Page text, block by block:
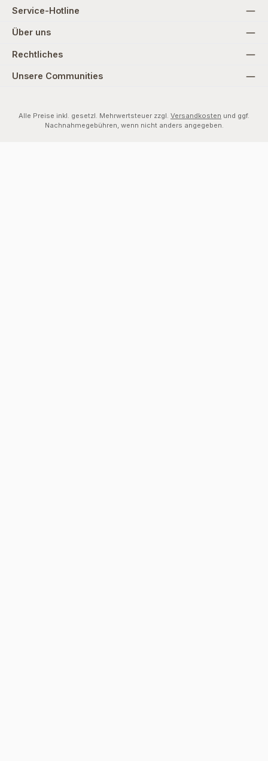
Service-Hotline
Über uns
Rechtliches
Unsere Communities
Alle Preise inkl. gesetzl. Mehrwertsteuer zzgl. Versandkosten und ggf.
Nachnahmegebühren, wenn nicht anders angegeben.